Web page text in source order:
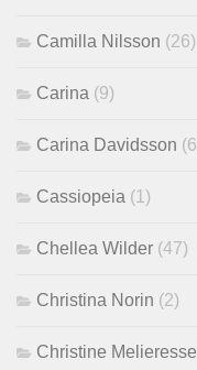
Camilla Nilsson (26)
Carina (9)
Carina Davidsson
Cassiopeia (1)
Chellea Wilder (47)
Christina Norin (2)
Christine